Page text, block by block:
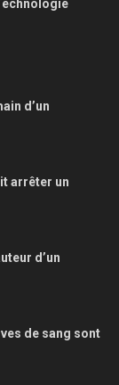
d’un
arrêter un
d’un
de sang sont